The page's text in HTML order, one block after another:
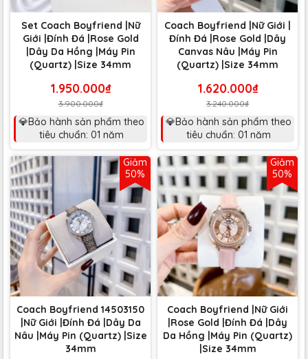
Set Coach Boyfriend |Nữ
Giới |Đính Đá |Rose Gold
|Dây Da Hồng |Máy Pin
(Quartz) |Size 34mm
1.950.000₫
3.900.000₫
💎Bảo hành sản phẩm theo
tiêu chuẩn: 01 năm
Coach Boyfriend |Nữ Giới |
Đính Đá |Rose Gold |Dây
Canvas Nâu |Máy Pin
(Quartz) |Size 34mm
1.620.000₫
3.240.000₫
💎Bảo hành sản phẩm theo
tiêu chuẩn: 01 năm
Giảm
50%
Coach Boyfriend 14503150
|Nữ Giới |Đính Đá |Dây Da
Nâu |Máy Pin (Quartz) |Size
34mm
Giảm
50%
Coach Boyfriend |Nữ Giới
|Rose Gold |Đính Đá |Dây
Da Hồng |Máy Pin (Quartz)
|Size 34mm